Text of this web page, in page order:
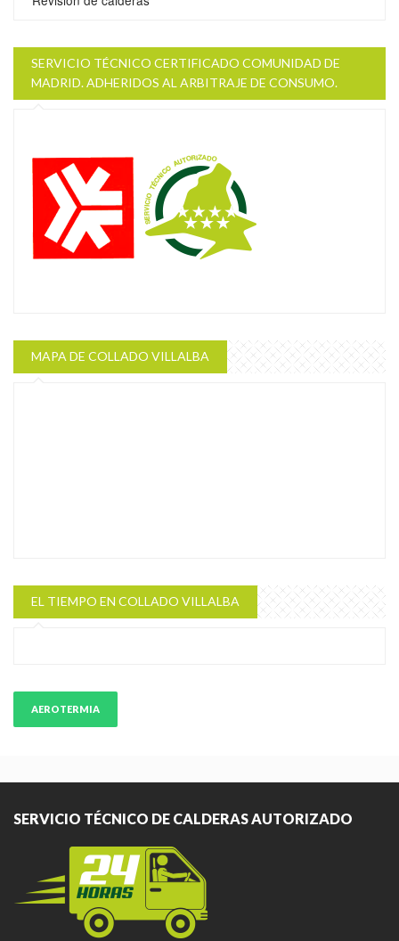
SERVICIO TÉCNICO CERTIFICADO COMUNIDAD DE
MADRID. ADHERIDOS AL ARBITRAJE DE CONSUMO.
MAPA DE COLLADO VILLALBA
EL TIEMPO EN COLLADO VILLALBA
AEROTERMIA
SERVICIO TÉCNICO DE CALDERAS AUTORIZADO